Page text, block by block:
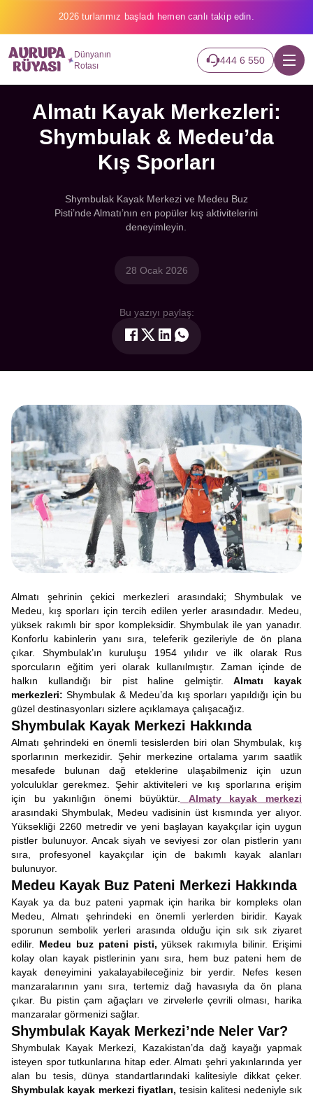
2026 turlarımız başladı hemen canlı takip edin.
Dünyanın
Rotası
444 6 550
Almatı Kayak Merkezleri:
Shymbulak & Medeu’da
Kış Sporları
Shymbulak Kayak Merkezi ve Medeu Buz
Pisti’nde Almatı’nın en popüler kış aktivitelerini
deneyimleyin.
28 Ocak 2026
Bu yazıyı paylaş:
Almatı şehrinin çekici merkezleri arasındaki; Shymbulak ve
Medeu, kış sporları için tercih edilen yerler arasındadır. Medeu,
yüksek rakımlı bir spor kompleksidir. Shymbulak ile yan yanadır.
Konforlu kabinlerin yanı sıra, teleferik gezileriyle de ön plana
çıkar. Shymbulak’ın kuruluşu 1954 yılıdır ve ilk olarak Rus
sporcuların eğitim yeri olarak kullanılmıştır. Zaman içinde de
halkın kullandığı bir pist haline gelmiştir.Almatı kayak
merkezleri:Shymbulak & Medeu’da kış sporları yapıldığı için bu
güzel destinasyonları sizlere açıklamaya çalışacağız.
Shymbulak Kayak Merkezi Hakkında
Almatı şehrindeki en önemli tesislerden biri olan Shymbulak, kış
sporlarının merkezidir. Şehir merkezine ortalama yarım saatlik
mesafede bulunan dağ eteklerine ulaşabilmeniz için uzun
yolculuklar gerekmez. Şehir aktiviteleri ve kış sporlarına erişim
için bu yakınlığın önemi büyüktür.
Almaty kayak merkezi
arasındaki Shymbulak, Medeu vadisinin üst kısmında yer alıyor.
Yüksekliği 2260 metredir ve yeni başlayan kayakçılar için uygun
pistler bulunuyor. Ancak siyah ve seviyesi zor olan pistlerin yanı
sıra, profesyonel kayakçılar için de bakımlı kayak alanları
bulunuyor.
Medeu Kayak Buz Pateni Merkezi Hakkında
Kayak ya da buz pateni yapmak için harika bir kompleks olan
Medeu, Almatı şehrindeki en önemli yerlerden biridir. Kayak
sporunun sembolik yerleri arasında olduğu için sık sık ziyaret
edilir. Medeu buz pateni pisti,yüksek rakımıyla bilinir. Erişimi
kolay olan kayak pistlerinin yanı sıra, hem buz pateni hem de
kayak deneyimini yakalayabileceğiniz bir yerdir. Nefes kesen
manzaralarının yanı sıra, tertemiz dağ havasıyla da ön plana
çıkar. Bu pistin çam ağaçları ve zirvelerle çevrili olması, harika
manzaralar görmenizi sağlar.
Shymbulak Kayak Merkezi’nde Neler Var?
Shymbulak Kayak Merkezi, Kazakistan’da dağ kayağı yapmak
isteyen spor tutkunlarına hitap eder. Almatı şehri yakınlarında yer
alan bu tesis, dünya standartlarındaki kalitesiyle dikkat çeker.
Shymbulak kayak merkezi fiyatları, tesisin kalitesi nedeniyle sık